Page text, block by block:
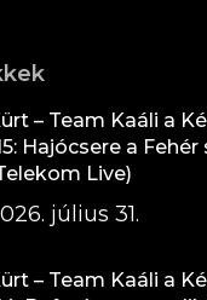
– Team Kaáli a
Hajócsere a
Live)
július 31.
– Team Kaáli a